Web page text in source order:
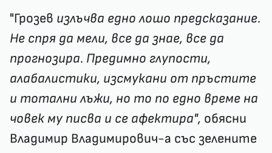
"Грозев излъчва едно лошо предсказание.
Не спря да мели, все да знае, все да
прогнозира. Предимно глупости,
алабалистики, изсмукани от пръстите
и тотални лъжи, но то по едно време на
човек му писва и се афектира", обясни
Владимир Владимирович-а със зелените